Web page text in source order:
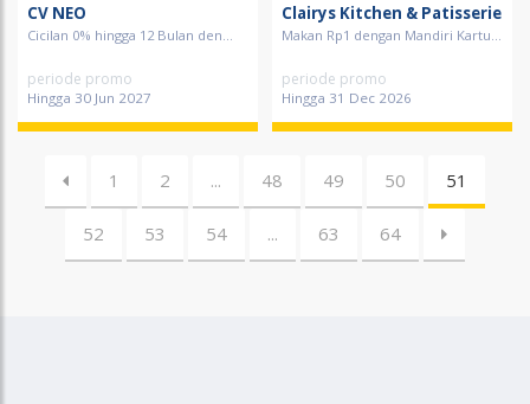
CV NEO
Cicilan 0% hingga 12 Bulan den...
periode promo
Hingga 30 Jun 2027
Clairys Kitchen & Patisserie
Makan Rp1 dengan Mandiri Kartu...
periode promo
Hingga 31 Dec 2026
1 2 ... 48 49 50 51
52 53 54 ... 63 64